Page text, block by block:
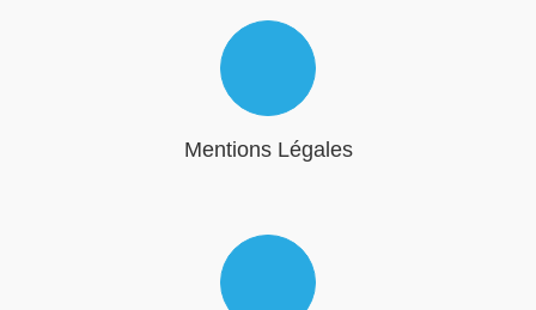
Mentions Légales